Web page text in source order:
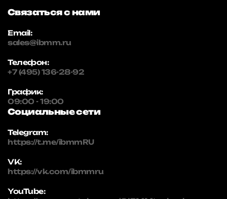
Связаться с нами
Email:
sales@ibmm.ru
Телефон:
+7 (495) 136-28-92
График:
09:00 - 19:00
Социальные сети
Telegram:
https://t.me/ibmmRU
VK:
https://vk.com/ibmmru
YouTube: